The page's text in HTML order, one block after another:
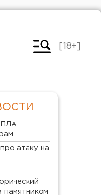
[18+]
атаку на
памятником